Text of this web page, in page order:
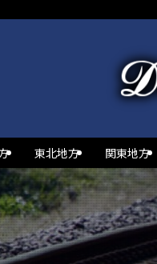
東北地方 関東地方